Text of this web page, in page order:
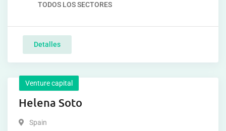
TODOS LOS SECTORES
Detalles
Venture capital
Helena Soto
Spain